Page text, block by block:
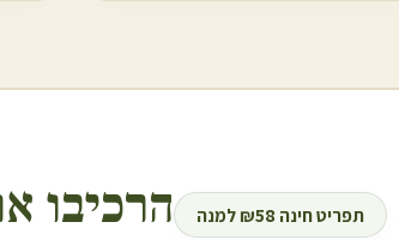
תפריט חינה ₪58 למנה הרכיבו